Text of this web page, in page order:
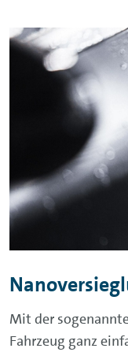
Mit der
Fahrzeug ganz